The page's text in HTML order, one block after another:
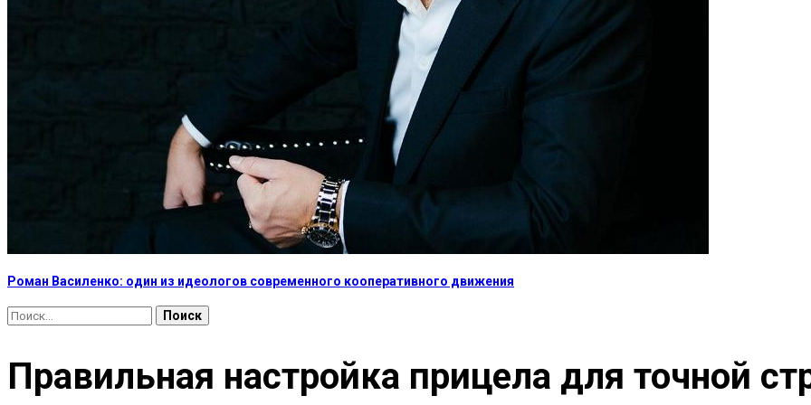
Роман Василенко: один из идеологов современного кооперативного движения
Найти:
Правильная настройка прицела для точной